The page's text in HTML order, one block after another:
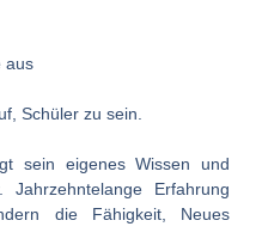
aus
Schüler zu sein.
sein eigenes Wissen und
Erfahrung
die Fähigkeit, Neues